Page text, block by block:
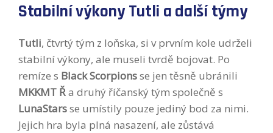
Stabilní výkony Tutli a další týmy
Tutli, čtvrtý tým z loňska, si v prvním kole udrželi
stabilní výkony, ale museli tvrdě bojovat. Po
remíze s Black Scorpionsse jen těsně ubránili
MKKMT Řa druhý říčanský tým společně s
LunaStarsse umístily pouze jediný bod za nimi.
Jejich hra byla plná nasazení, ale zůstává